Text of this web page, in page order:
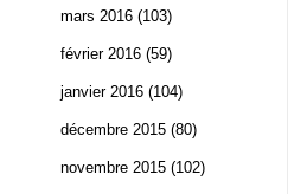
mars 2016 (103)
février 2016 (59)
janvier 2016 (104)
décembre 2015 (80)
novembre 2015 (102)